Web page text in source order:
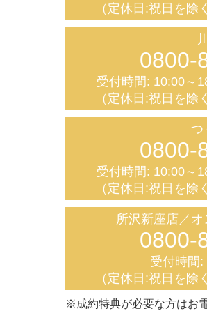
（定休日:祝日を除
0800-
受付時間: 10:00～
（定休日:祝日を除
つ
0800-
受付時間: 10:00～
（定休日:祝日を除
所沢新座店／
0800-
受付時間
（定休日:祝日を除
※成約特典が必要な方はお